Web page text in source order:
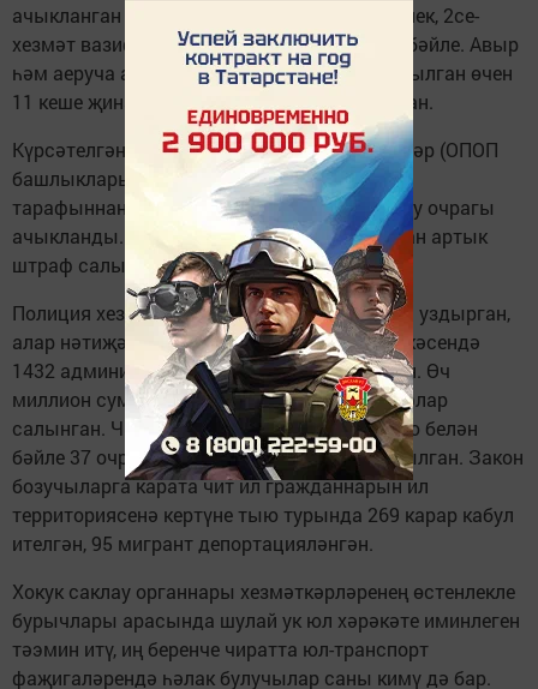
ачыкланган – 37. Аларның 35е – ришвәтчелек, 2се-
хезмәт вазифаларыннан файдалану белән бәйле. Авыр
һәм аеруча авыр коррупцион җинаятьләр кылган өчен
11 кеше җинаять җаваплылыгына тартылган.
Күрсәтелгән чорда муниципаль хезмәткәрләр (ОПОП
башлыклары һәм аларның ярдәмчеләренә)
тарафыннан 5610 административ хокук бозу очрагы
ачыкланды. Барлыгы тугыз миллион сумнан артык
штраф салынды.
Полиция хезмәткәрләре меңнән артык чара уздырган,
алар нәтиҗәсендә миграция законнары өлкәсендә
1432 административ хокук бозу ачыкланган. Өч
миллион сумга якын административ штрафлар
салынган. Чит ил гражданнарын исәпкә кую белән
бәйле 37 очрак буенча җинаять эше кузгатылган. Закон
бозучыларга карата чит ил гражданнарын ил
территориясенә кертүне тыю турында 269 карар кабул
ителгән, 95 мигрант депортацияләнгән.
Хокук саклау органнары хезмәткәрләренең өстенлекле
бурычлары арасында шулай ук юл хәрәкәте иминлеген
тәэмин итү, иң беренче чиратта юл-транспорт
фаҗигаләрендә һәлак булучылар саны кимү дә бар.